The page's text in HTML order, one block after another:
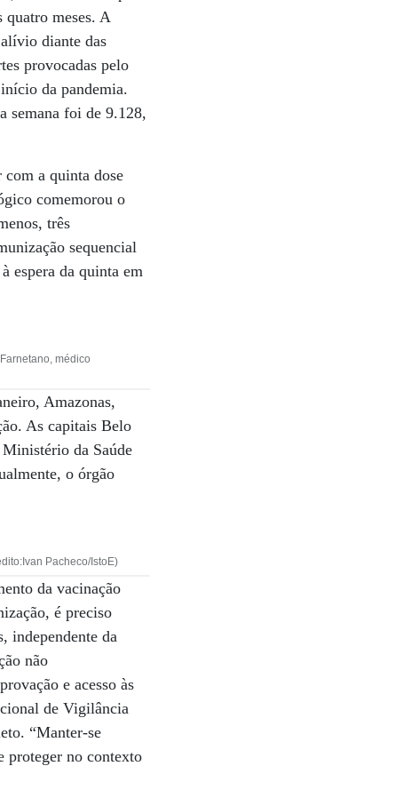
quatro meses. A
diante das
provocadas pelo
da pandemia.
semana foi de 9.128,
a quinta dose
comemorou o
três
sequencial
espera da quinta em
médico
Amazonas,
As capitais Belo
da Saúde
o órgão
Pacheco/IstoE)
da vacinação
é preciso
independente da
não
e acesso às
de Vigilância
“Manter-se
proteger no contexto